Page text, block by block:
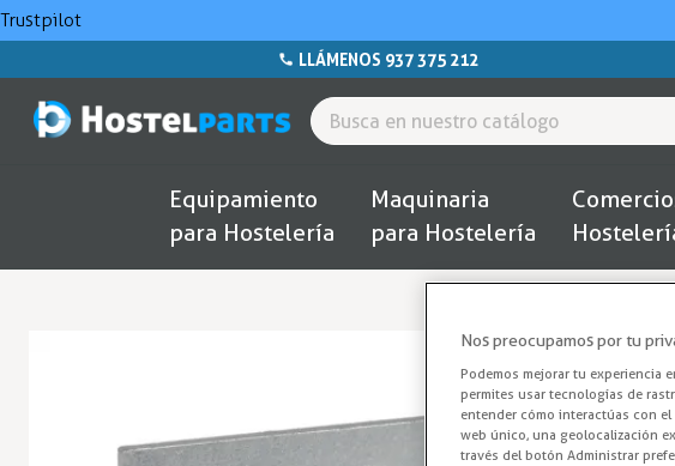
Trustpilot
LLÁMENOS 937 375 212
Equipamiento
para Hostelería
Maquinaria
para Hostelería
Nos preocupamos por tu
Podemos mejorar tu experiencia
permites usar tecnologías de
entender cómo interactúas con
web único, una geolocalización
través del botón Administrar